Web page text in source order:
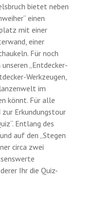
bietet neben
einen
mit einer
einer
Für noch
„Entdecker-
Werkzeugen,
im
könnt. Für alle
Erkundungstour
Entlang des
auf den „Stegen
circa zwei
Ihr die Quiz-